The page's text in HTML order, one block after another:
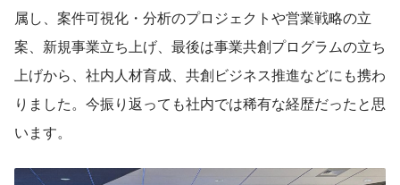
属し、案件可視化・分析のプロジェクトや営業戦略の立
案、新規事業立ち上げ、最後は事業共創プログラムの立ち
上げから、社内人材育成、共創ビジネス推進などにも携わ
りました。今振り返っても社内では稀有な経歴だったと思
います。